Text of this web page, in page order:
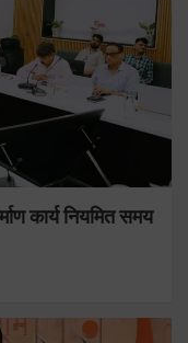
कार्य नियमित समय